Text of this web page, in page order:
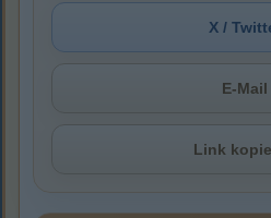
X /
E-Mail
Link